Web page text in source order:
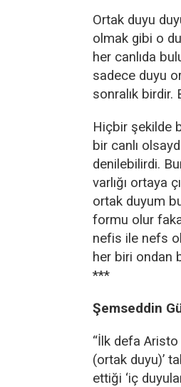
Ortak duyu
olmak gibi o
her canlıda
sadece duyu
sonralık birdir.
Hiçbir şekilde
bir canlı
denilebilirdi.
varlığı ortaya
ortak duyum
formu olur
nefis ile nefs
her biri ondan
***
Şemseddin
“İlk defa
(ortak duyu)’
ettiği ‘iç